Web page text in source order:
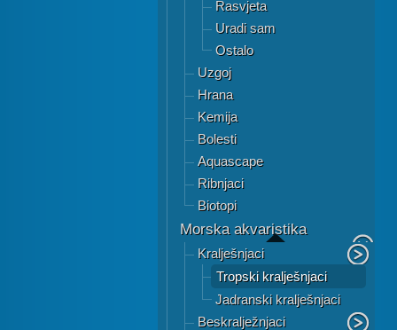
Rasvjeta
Uradi sam
Ostalo
Uzgoj
Hrana
Kemija
Bolesti
Aquascape
Ribnjaci
Biotopi
Morska akvaristika
Kralješnjaci
Tropski kralješnjaci
Jadranski kralješnjaci
Beskralježnjaci